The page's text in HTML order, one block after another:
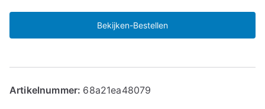
Bekijken-Bestellen
Artikelnummer: 68a21ea48079